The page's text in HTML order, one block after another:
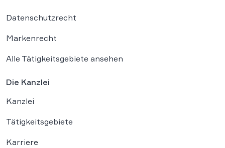
Datenschutzrecht
Markenrecht
Alle Tätigkeitsgebiete ansehen
Die Kanzlei
Kanzlei
Tätigkeitsgebiete
Karriere